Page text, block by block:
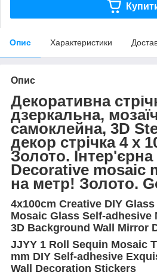
Опис Характеристики
Опис
Декоративна
дзеркальна,
самоклейна, 3D
декор стрічка 4 х
Золото. Інтер'єрна
Decorative mosaic
на метр! Золото.
4x100cm Creative DIY
Mosaic Glass Self-adhesive
3D Background Wall Mirror
JJYY 1 Roll Sequin Mosaic
mm DIY Self-adhesive
Wall Decoration Stickers